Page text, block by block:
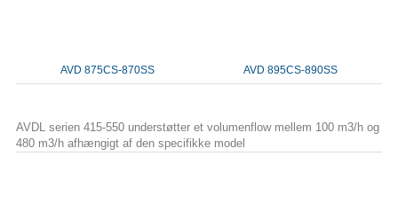
AVD 875CS-870SS AVD 895CS-890SS
AVDL serien 415-550 understøtter et volumenflow mellem 100 m3/h og
480 m3/h afhængigt af den specifikke model